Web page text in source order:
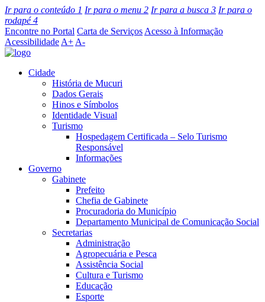
Ir para o conteúdo 1 Ir para o menu 2 Ir para a busca 3 Ir para o
rodapé4
Encontre no Portal Carta de Serviços Acesso à Informação
Acessibilidade A+ A-
Cidade
História de Mucuri
Dados Gerais
Hinos e Símbolos
Identidade Visual
Turismo
Hospedagem Certificada – Selo Turismo
Responsável
Informações
Governo
Gabinete
Prefeito
Chefia de Gabinete
Procuradoria do Município
Departamento Municipal de Comunicação Social
Secretarias
Administração
Agropecuária e Pesca
Assistência Social
Cultura e Turismo
Educação
Esporte